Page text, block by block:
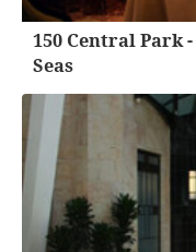
150 Central Park
Seas